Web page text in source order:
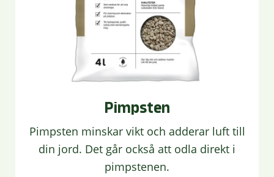
Pimpsten
Pimpsten minskar vikt och adderar luft till
din jord. Det går också att odla direkt i
pimpstenen.